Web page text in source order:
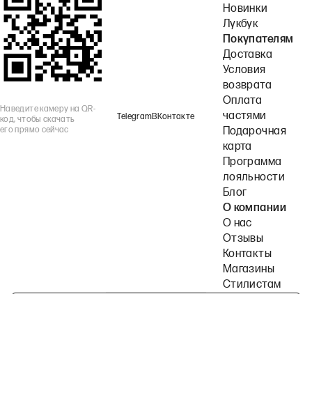
Наведите камеру на QR-
код, чтобы скачать
его прямо сейчас
TelegramВКонтакте
Новинки
Лукбук
Покупателям
Доставка
Условия
возврата
Оплата
частями
Подарочная
карта
Программа
лояльности
Блог
О компании
О нас
Отзывы
Контакты
Магазины
Стилистам